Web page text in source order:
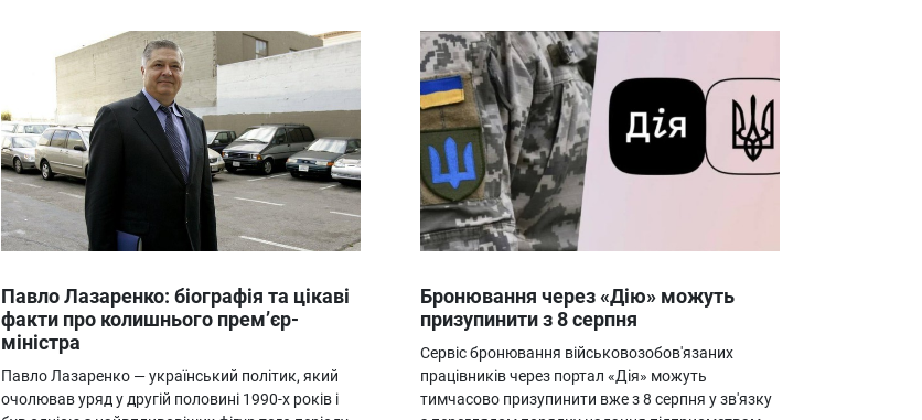
Павло Лазаренко: біографія та цікаві
факти про колишнього прем’єр-
міністра
Павло Лазаренко — український політик, який
очолював уряд у другій половині 1990-х років і
Бронювання через «Дію» можуть
призупинити з 8 серпня
Сервіс бронювання військовозобов'язаних
працівників через портал «Дія» можуть
тимчасово призупинити вже з 8 серпня у зв'язку